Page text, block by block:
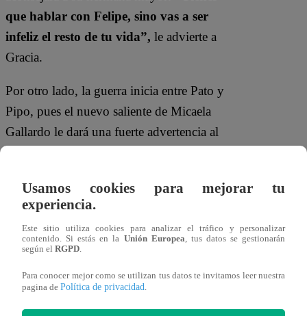
que hablar con Felipe, sino vas a ser
infeliz el resto de tu vida”, le advierte a
Gracia.
Por otro lado, la guerra inicia entre Pato y
Pipo, pues el nuevo saliente de Micaela
Gallardo le dará una fuerte advertencia al
vuelven a agarrar a combos?”,
expresa.
Usamos cookies para mejorar tu
experiencia.
Este sitio utiliza cookies para analizar el tráfico y personalizar
contenido. Si estás en la Unión Europea , tus datos se gestionarán
según el RGPD
Para conocer mejor como se utilizan tus datos te invitamos leer nuestra
pagina de Política de privacidad